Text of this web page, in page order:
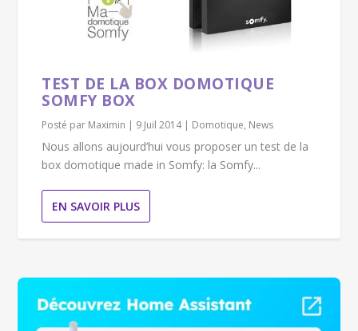
TEST DE LA BOX DOMOTIQUE
SOMFY BOX
Posté par Maximin | 9 Juil 2014| Domotique, News
Nous allons aujourd’hui vous proposer un test de la
box domotique made in Somfy: la Somfy...
EN SAVOIR PLUS